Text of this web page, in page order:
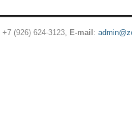
+7 (926) 624-3123, E-mail :